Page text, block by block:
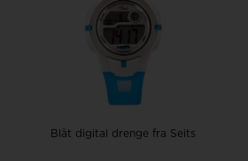
Jacques Lemans
Kenneth Cole
Blåt digital drenge fra Seits